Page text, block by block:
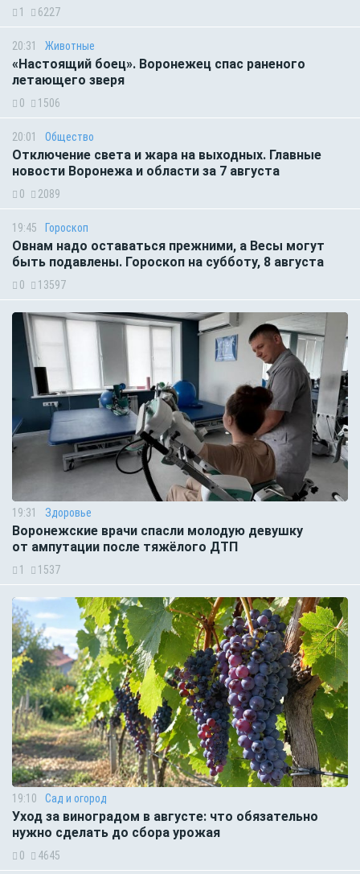
1 6227
20:31 Животные
«Настоящий боец». Воронежец спас раненого
летающего зверя
0 1506
20:01 Общество
Отключение света и жара на выходных. Главные
новости Воронежа и области за 7 августа
0 2089
19:45 Гороскоп
Овнам надо оставаться прежними, а Весы могут
быть подавлены. Гороскоп на субботу, 8 августа
0 13597
19:31 Здоровье
Воронежские врачи спасли молодую девушку
от ампутации после тяжёлого ДТП
1 1537
19:10 Сад и огород
Уход за виноградом в августе: что обязательно
нужно сделать до сбора урожая
0 4645